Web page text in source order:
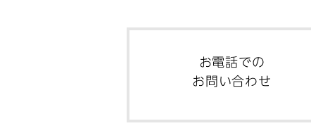
お電話での
お問い合わせ